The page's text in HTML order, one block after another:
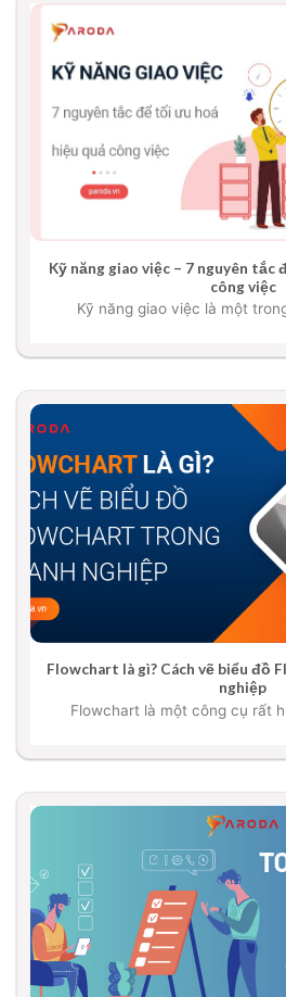
Kỹ năng giao việc – 7 nguyên tắc
công việc
Kỹ năng giao việc là một
Flowchart là gì? Cách vẽ biểu đồ
nghiệp
Flowchart là một công cụ rất